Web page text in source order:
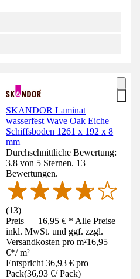
SKANDOR Laminat
wasserfest Wave Oak Eiche
Schiffsboden 1261 x 192 x 8
mm
Durchschnittliche Bewertung:
3.8 von 5 Sternen. 13
Bewertungen.
(13)
Preis — 16,95 € * Alle Preise
inkl. MwSt. und ggf. zzgl.
Versandkosten pro m²16,95
€*/ m²
Entspricht 36,93 € pro
Pack(36,93 €/ Pack)